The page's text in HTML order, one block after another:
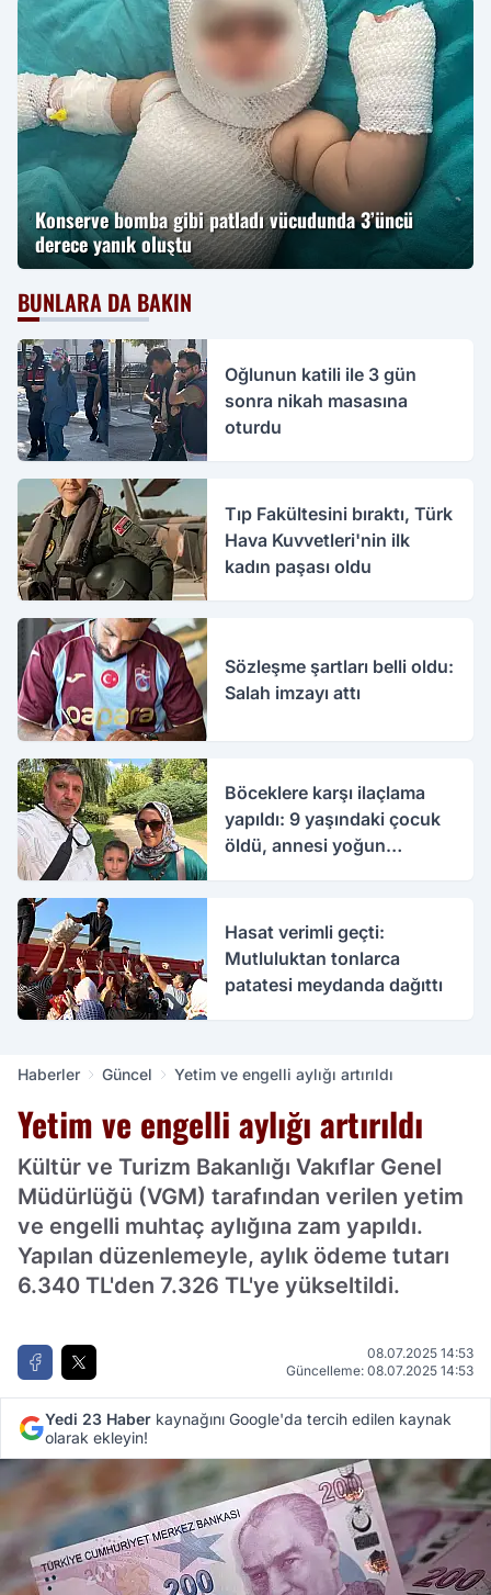
Konserve bomba gibi patladı vücudunda 3’üncü
derece yanık oluştu
BUNLARA DA BAKIN
Oğlunun katili ile 3 gün
sonra nikah masasına
oturdu
Tıp Fakültesini bıraktı, Türk
Hava Kuvvetleri'nin ilk
kadın paşası oldu
Sözleşme şartları belli oldu:
Salah imzayı attı
Böceklere karşı ilaçlama
yapıldı: 9 yaşındaki çocuk
öldü, annesi yoğun
Hasat verimli geçti:
Mutluluktan tonlarca
patatesi meydanda dağıttı
Haberler Güncel Yetim ve engelli aylığı artırıldı
Yetim ve engelli aylığı artırıldı
Kültür ve Turizm Bakanlığı Vakıflar Genel
Müdürlüğü (VGM) tarafından verilen yetim
ve engelli muhtaç aylığına zam yapıldı.
Yapılan düzenlemeyle, aylık ödeme tutarı
6.340 TL'den 7.326 TL'ye yükseltildi.
08.07.2025 14:53
Güncelleme: 08.07.2025 14:53
Yedi 23 Haber kaynağını Google'da tercih edilen kaynak
olarak ekleyin!